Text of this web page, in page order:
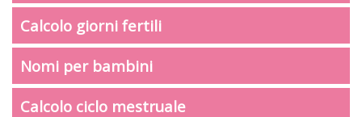
Calcolo giorni fertili
Nomi per bambini
Calcolo ciclo mestruale